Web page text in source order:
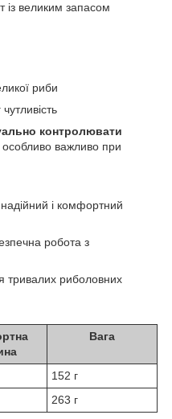
із великим запасом
риби
контролювати
важливо при
і комфортний
робота з
тривалих риболовних
Вага
152 г
263 г